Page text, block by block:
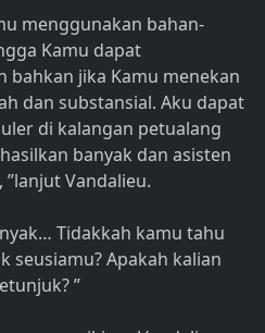
menggunakan bahan-
Kamu dapat
jika Kamu menekan
dan substansial. Aku dapat
di kalangan petualang
banyak dan asisten
Vandalieu.
Tidakkah kamu tahu
seusiamu? Apakah kalian
”